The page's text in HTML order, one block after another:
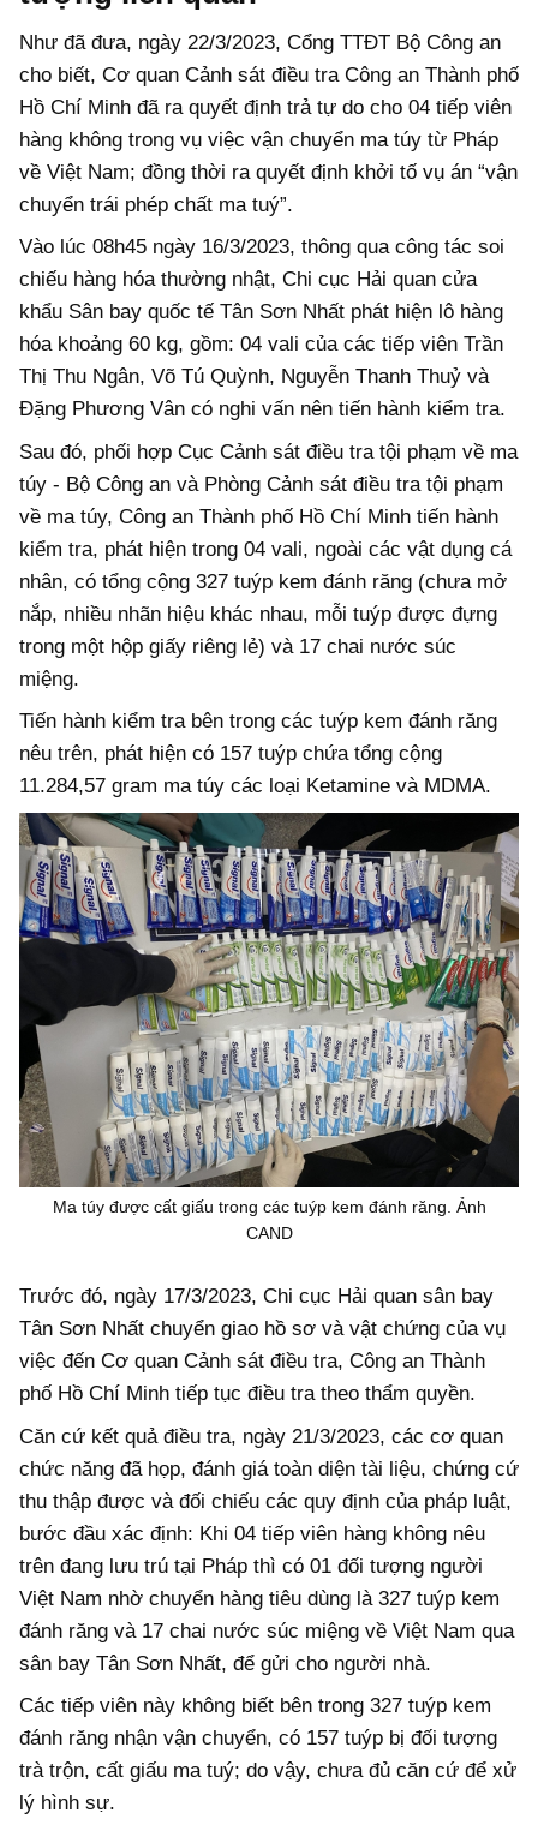
Như đã đưa, ngày 22/3/2023, Cổng TTĐT Bộ Công an
cho biết, Cơ quan Cảnh sát điều tra Công an Thành phố
Hồ Chí Minh đã ra quyết định trả tự do cho 04 tiếp viên
hàng không trong vụ việc vận chuyển ma túy từ Pháp
về Việt Nam; đồng thời ra quyết định khởi tố vụ án “vận
chuyển trái phép chất ma tuý”.
Vào lúc 08h45 ngày 16/3/2023, thông qua công tác soi
chiếu hàng hóa thường nhật, Chi cục Hải quan cửa
khẩu Sân bay quốc tế Tân Sơn Nhất phát hiện lô hàng
hóa khoảng 60 kg, gồm: 04 vali của các tiếp viên Trần
Thị Thu Ngân, Võ Tú Quỳnh, Nguyễn Thanh Thuỷ và
Đặng Phương Vân có nghi vấn nên tiến hành kiểm tra.
Sau đó, phối hợp Cục Cảnh sát điều tra tội phạm về ma
túy - Bộ Công an và Phòng Cảnh sát điều tra tội phạm
về ma túy, Công an Thành phố Hồ Chí Minh tiến hành
kiểm tra, phát hiện trong 04 vali, ngoài các vật dụng cá
nhân, có tổng cộng 327 tuýp kem đánh răng (chưa mở
nắp, nhiều nhãn hiệu khác nhau, mỗi tuýp được đựng
trong một hộp giấy riêng lẻ) và 17 chai nước súc
miệng.
Tiến hành kiểm tra bên trong các tuýp kem đánh răng
nêu trên, phát hiện có 157 tuýp chứa tổng cộng
11.284,57 gram ma túy các loại Ketamine và MDMA.
Ma túy được cất giấu trong các tuýp kem đánh răng. Ảnh
CAND
Trước đó, ngày 17/3/2023, Chi cục Hải quan sân bay
Tân Sơn Nhất chuyển giao hồ sơ và vật chứng của vụ
việc đến Cơ quan Cảnh sát điều tra, Công an Thành
phố Hồ Chí Minh tiếp tục điều tra theo thẩm quyền.
Căn cứ kết quả điều tra, ngày 21/3/2023, các cơ quan
chức năng đã họp, đánh giá toàn diện tài liệu, chứng cứ
thu thập được và đối chiếu các quy định của pháp luật,
bước đầu xác định: Khi 04 tiếp viên hàng không nêu
trên đang lưu trú tại Pháp thì có 01 đối tượng người
Việt Nam nhờ chuyển hàng tiêu dùng là 327 tuýp kem
đánh răng và 17 chai nước súc miệng về Việt Nam qua
sân bay Tân Sơn Nhất, để gửi cho người nhà.
Các tiếp viên này không biết bên trong 327 tuýp kem
đánh răng nhận vận chuyển, có 157 tuýp bị đối tượng
trà trộn, cất giấu ma tuý; do vậy, chưa đủ căn cứ để xử
lý hình sự.